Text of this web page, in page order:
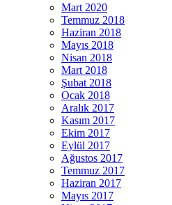
Mart 2020
Temmuz 2018
Haziran 2018
Mayıs 2018
Nisan 2018
Mart 2018
Şubat 2018
Ocak 2018
Aralık 2017
Kasım 2017
Ekim 2017
Eylül 2017
Ağustos 2017
Temmuz 2017
Haziran 2017
Mayıs 2017